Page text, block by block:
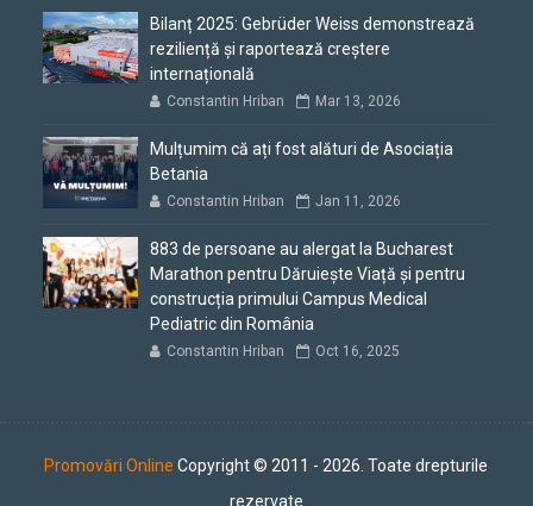
Bilanț 2025: Gebrüder Weiss demonstrează
reziliență și raportează creștere
internațională
Constantin Hriban Mar 13, 2026
Mulțumim că ați fost alături de Asociația
Betania
Constantin Hriban Jan 11, 2026
883 de persoane au alergat la Bucharest
Marathon pentru Dăruiește Viață și pentru
construcția primului Campus Medical
Pediatric din România
Constantin Hriban Oct 16, 2025
Promovări Online Copyright © 2011 - 2026. Toate drepturile
rezervate